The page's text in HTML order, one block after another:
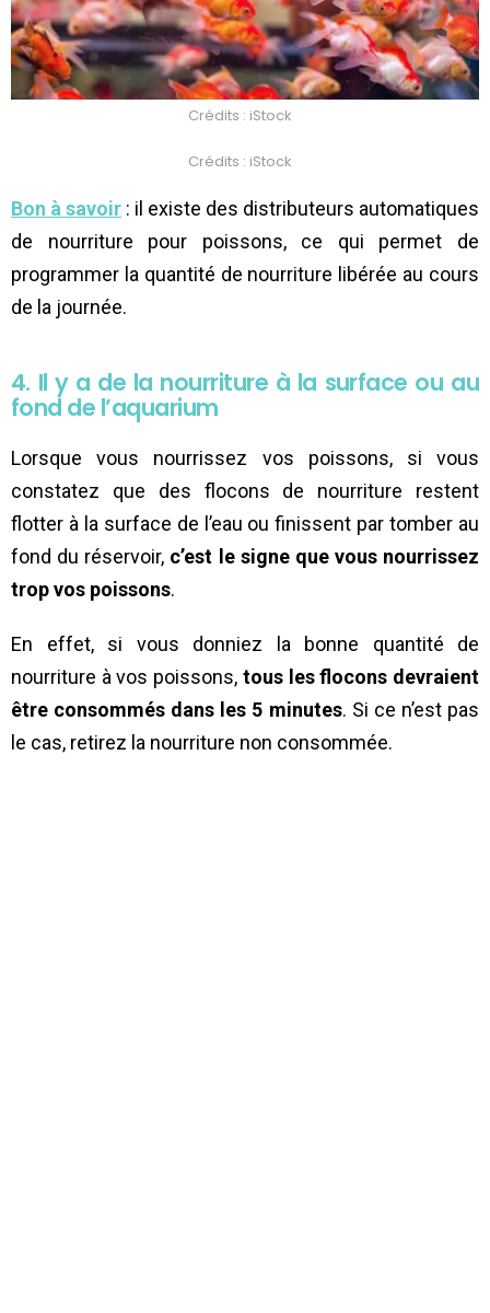
Crédits : iStock
Crédits : iStock
Bon à savoir : il existe des distributeurs automatiques
de nourriture pour poissons, ce qui permet de
programmer la quantité de nourriture libérée au cours
de la journée.
4. Il y a de la nourriture à la surface ou au
fond de l’aquarium
Lorsque vous nourrissez vos poissons, si vous
constatez que des flocons de nourriture restent
flotter à la surface de l’eau ou finissent par tomber au
fond du réservoir, c’est le signe que vous nourrissez
trop vos poissons.
En effet, si vous donniez la bonne quantité de
nourriture à vos poissons, tous les flocons devraient
être consommés dans les 5 minutes. Si ce n’est pas
le cas, retirez la nourriture non consommée.